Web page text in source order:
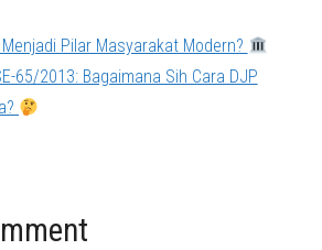
Pilar Masyarakat Modern?
65/2013: Bagaimana Sih Cara DJP